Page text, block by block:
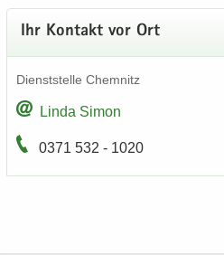
Ihr Kon­takt vor Ort
Dienst­stel­le Chem­nitz
Linda Simon
0371 532 - 1020